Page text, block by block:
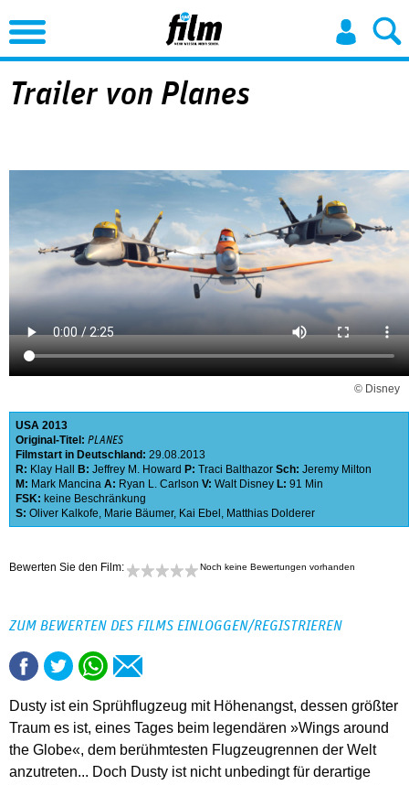
Jump to Navigation
Trailer von Planes
© Disney
USA 2013
Original-Titel: PLANES
Filmstart in Deutschland: 29.08.2013
R: Klay Hall B: Jeffrey M. Howard P: Traci Balthazor Sch: Jeremy Milton
M: Mark Mancina A: Ryan L. Carlson V: Walt Disney L: 91 Min
FSK: keine Beschränkung
S: Oliver Kalkofe, Marie Bäumer, Kai Ebel , Matthias Dolderer
Bewerten Sie den Film: Noch keine Bewertungen vorhanden
ZUM BEWERTEN DES FILMS EINLOGGEN/REGISTRIEREN
Dusty ist ein Sprühflugzeug mit Höhenangst, dessen größter
Traum es ist, eines Tages beim legendären »Wings around
the Globe«, dem berühmtesten Flugzeugrennen der Welt
anzutreten... Doch Dusty ist nicht unbedingt für derartige